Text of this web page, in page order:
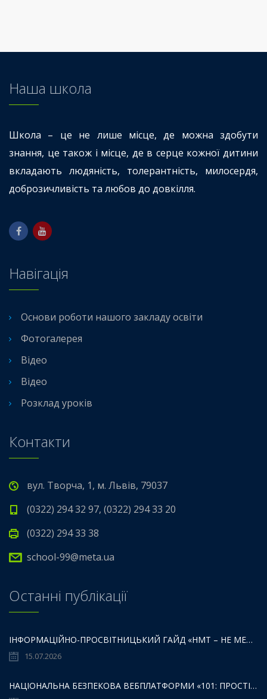
Наша школа
Школа – це не лише місце, де можна здобути
знання, це також і місце, де в серце кожної дитини
вкладають людяність, толерантність, милосердя,
доброзичливість та любов до довкілля.
Навігація
Основи роботи нашого закладу освіти
Фотогалерея
Відео
Відео
Розклад уроків
Контакти
вул. Творча, 1, м. Львів, 79037
(0322) 294 32 97, (0322) 294 33 20
(0322) 294 33 38
school-99@meta.ua
Останні публікації
ІНФОРМАЦІЙНО-ПРОСВІТНИЦЬКИЙ ГАЙД «НМТ – НЕ МЕЖА ТВОЇХ МОЖЛИВОСТЕЙ».
15.07.2026
НАЦІОНАЛЬНА БЕЗПЕКОВА ВЕБПЛАТФОРМИ «101: ПРОСТІР БЕЗПЕКИ ДЛЯ ДІТЕЙ,БАТЬКІВ ТА ОСВІТЯН»: